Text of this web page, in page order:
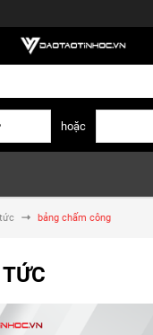
hoặc
bảng chấm công